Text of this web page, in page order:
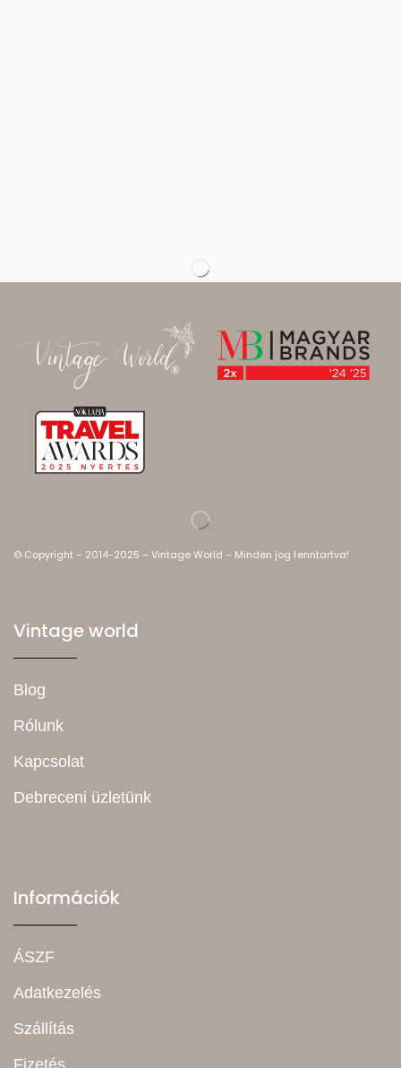
© Copyright – 2014-2025 – Vintage World – Minden jog fenntartva!
Vintage world
Blog
Rólunk
Kapcsolat
Debreceni üzletünk
Információk
ÁSZF
Adatkezelés
Szállítás